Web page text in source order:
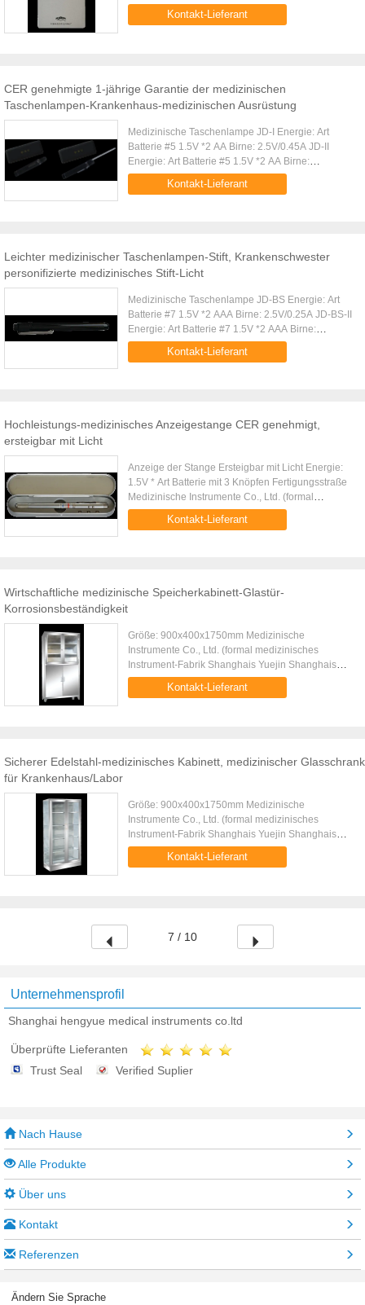
ABS ABSdoppelten Fertigungsstraße Medizinische
Instrumente Co., Ltd. (formal medizinisches ...
Kontakt-Lieferant
CER genehmigte 1-jährige Garantie der medizinischen
Taschenlampen-Krankenhaus-medizinischen Ausrüstung
Medizinische Taschenlampe JD-I Energie: Art
Batterie #5 1.5V *2 AA Birne: 2.5V/0.45A JD-II
Energie: Art Batterie #5 1.5V *2 AA Birne:
2.5V/0.45A Mit Zungensenker Fertigungsstraße
Medizinische Instrumente Co., ...
Kontakt-Lieferant
Leichter medizinischer Taschenlampen-Stift, Krankenschwester
personifizierte medizinisches Stift-Licht
Medizinische Taschenlampe JD-BS Energie: Art
Batterie #7 1.5V *2 AAA Birne: 2.5V/0.25A JD-BS-II
Energie: Art Batterie #7 1.5V *2 AAA Birne:
2.5V/0.25A Stift-förmig Fertigungsstraße
Medizinische Instrumente Co., ...
Kontakt-Lieferant
Hochleistungs-medizinisches Anzeigestange CER genehmigt,
ersteigbar mit Licht
Anzeige der Stange Ersteigbar mit Licht Energie:
1.5V * Art Batterie mit 3 Knöpfen Fertigungsstraße
Medizinische Instrumente Co., Ltd. (formal
medizinisches Instrument-Fabrik Shanghais Yuejin
Shanghais Yuejin) ...
Kontakt-Lieferant
Wirtschaftliche medizinische Speicherkabinett-Glastür-
Korrosionsbeständigkeit
Größe: 900x400x1750mm Medizinische
Instrumente Co., Ltd. (formal medizinisches
Instrument-Fabrik Shanghais Yuejin Shanghais
Yuejin) wurden im Jahre 1974 gegründet und jetzt
sitzen in industriellem Entwicklungsg...
Kontakt-Lieferant
Sicherer Edelstahl-medizinisches Kabinett, medizinischer Glasschrank
für Krankenhaus/Labor
Größe: 900x400x1750mm Medizinische
Instrumente Co., Ltd. (formal medizinisches
Instrument-Fabrik Shanghais Yuejin Shanghais
Yuejin) wurden im Jahre 1974 gegründet und jetzt
sitzen in industriellem Entwicklungsg...
Kontakt-Lieferant
7 / 10
Unternehmensprofil
Shanghai hengyue medical instruments co.ltd
Überprüfte Lieferanten
Trust Seal
Verified Suplier
Nach Hause
Alle Produkte
Über uns
Kontakt
Referenzen
Ändern Sie Sprache